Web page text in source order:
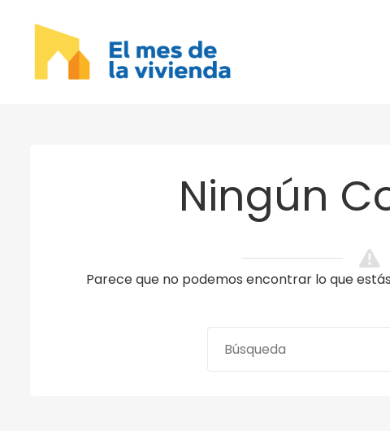
Ningún
Parece que no podemos encontrar lo que